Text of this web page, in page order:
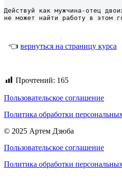
Действуй как мужчина-отец
не может найти работу в этом
👈 вернуться на страницу курса
Прочтений: 165
Пользовательское соглашение
Политика обработки
© 2025 Артем Дзюба
Пользовательское соглашение
Политика обработки